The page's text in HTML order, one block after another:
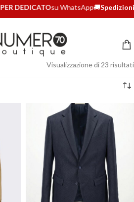
DEDICATOsu WhatsApp🚚Spedizioni
Visualizzazione di 23 risultati